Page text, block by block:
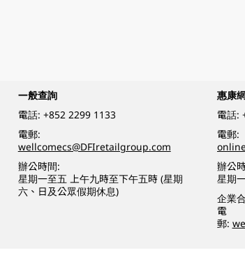
一般查詢
電話: +852 2299 1133
電郵:
wellcomecs@DFIretailgroup.com
辦公時間:
星期一至五 上午九時至下午五時 (星期
六、日及公眾假期休息)
惠康
電話:
電郵:
辦公
星期
企業
電
郵: